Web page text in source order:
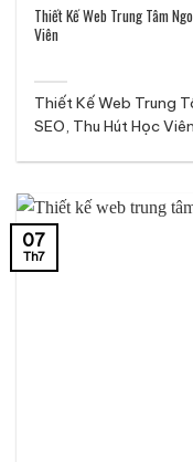
Thiết Kế Web Trung Tâm
Viên
Thiết Kế Web Trung
SEO, Thu Hút Học
07
Th7